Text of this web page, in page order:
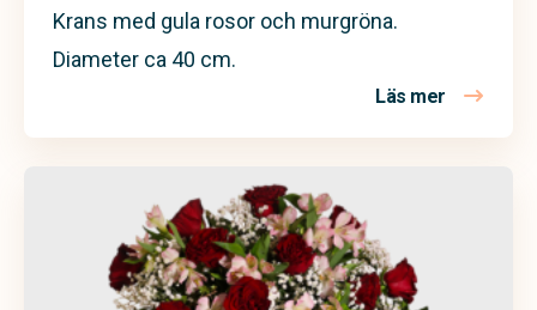
Krans med gula rosor och murgröna.
Diameter ca 40 cm.
Läs mer om